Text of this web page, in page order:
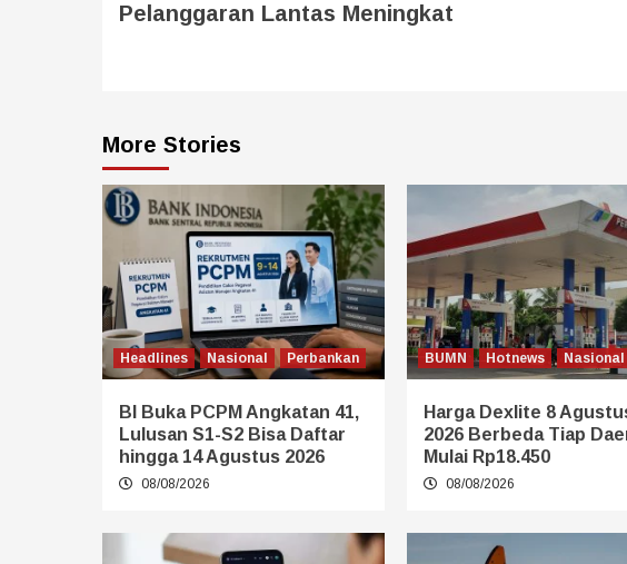
Pelanggaran Lantas Meningkat
More Stories
Headlines Nasional Perbankan
BI Buka PCPM Angkatan 41,
Lulusan S1-S2 Bisa Daftar
hingga 14 Agustus 2026
08/08/2026
BUMN Hotnews Nasional
Harga Dexlite 8
2026 Berbeda Tiap
Mulai Rp18.450
08/08/2026